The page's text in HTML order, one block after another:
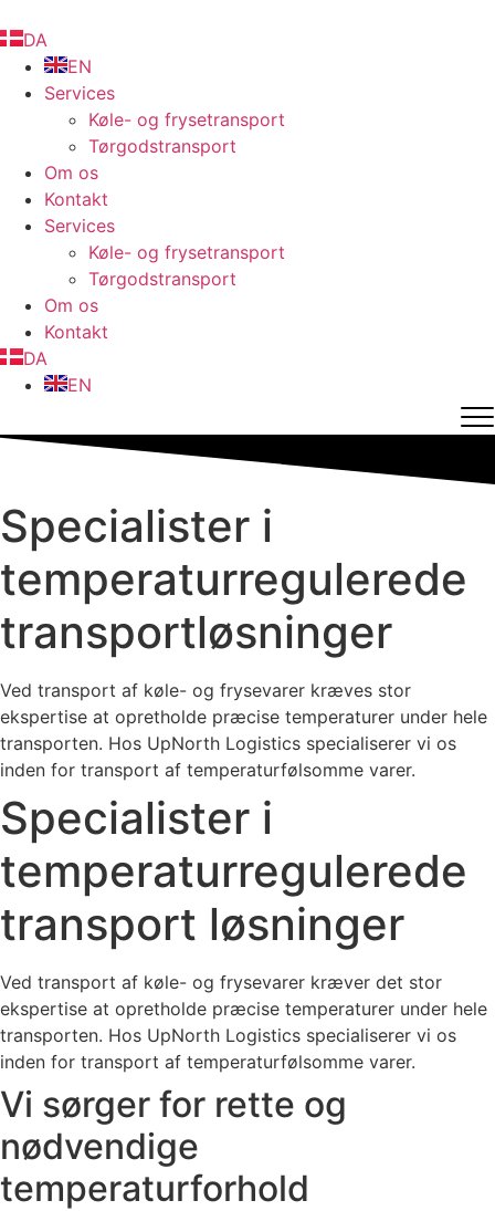
til
indhold
DA
EN
Services
Køle- og frysetransport
Tørgodstransport
Om os
Kontakt
Services
Køle- og frysetransport
Tørgodstransport
Om os
Kontakt
DA
EN
Specialister i
temperaturregulerede
transportløsninger
Ved transport af køle- og frysevarer kræves stor
ekspertise at opretholde præcise temperaturer under hele
transporten. Hos UpNorth Logistics specialiserer vi os
inden for transport af temperaturfølsomme varer.
Specialister i
temperaturregulerede
transport løsninger
Ved transport af køle- og frysevarer kræver det stor
ekspertise at opretholde præcise temperaturer under hele
transporten. Hos UpNorth Logistics specialiserer vi os
inden for transport af temperaturfølsomme varer.
Vi sørger for rette og
nødvendige
temperaturforhold